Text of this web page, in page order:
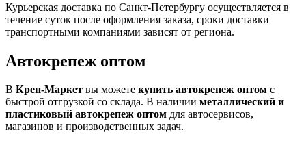
Курьерская доставка по Санкт-Петербургу осуществляется в
течение суток после оформления заказа, сроки доставки
транспортными компаниями зависят от региона.
Автокрепеж оптом
В Креп-Маркет вы можете купить автокрепеж оптом с
быстрой отгрузкой со склада. В наличии металлический и
пластиковый автокрепеж оптом для автосервисов,
магазинов и производственных задач.